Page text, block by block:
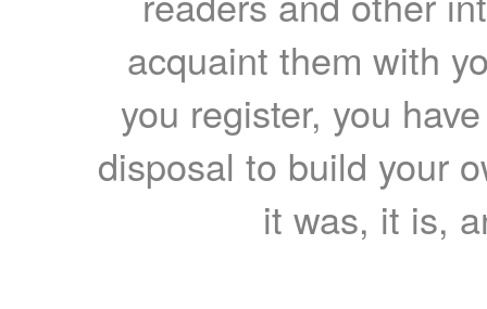
acquaint them with
you register, you
disposal to build your
it was, it is,